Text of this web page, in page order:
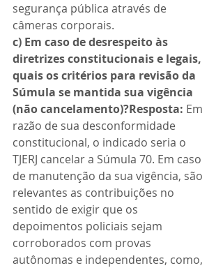
segurança pública através de
câmeras corporais.
c) Em caso de desrespeito às
diretrizes constitucionais e legais,
quais os critérios para revisão da
Súmula se mantida sua vigência
(não cancelamento)?Resposta: Em
razão de sua desconformidade
constitucional, o indicado seria o
TJERJ cancelar a Súmula 70. Em caso
de manutenção da sua vigência, são
relevantes as contribuições no
sentido de exigir que os
depoimentos policiais sejam
corroborados com provas
autônomas e independentes, como,